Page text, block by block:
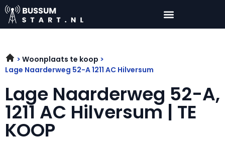
Woonplaats te koop
Lage Naarderweg 52-A 1211 AC Hilversum
Lage Naarderweg 52-A,
1211 AC Hilversum | TE
KOOP